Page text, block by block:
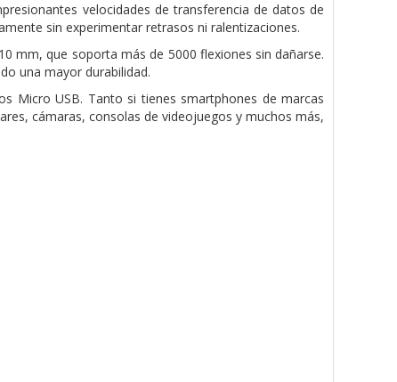
velocidades de transferencia de datos de
sin experimentar retrasos ni ralentizaciones.
mm, que soporta más de 5000 flexiones sin dañarse.
una mayor durabilidad.
Micro USB. Tanto si tienes smartphones de marcas
cámaras, consolas de videojuegos y muchos más,